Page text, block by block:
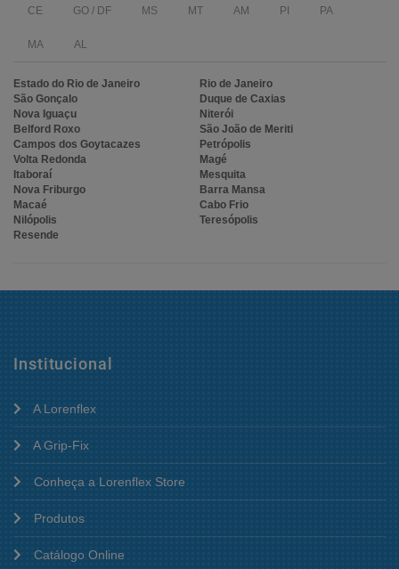
CE GO / DF MS MT AM PI PA
MA AL
Estado do Rio de Janeiro
Rio de Janeiro
São Gonçalo
Duque de Caxias
Nova Iguaçu
Niterói
Belford Roxo
São João de Meriti
Campos dos Goytacazes
Petrópolis
Volta Redonda
Magé
Itaboraí
Mesquita
Nova Friburgo
Barra Mansa
Macaé
Cabo Frio
Nilópolis
Teresópolis
Resende
Institucional
A Lorenflex
A Grip-Fix
Conheça a Lorenflex Store
Produtos
Catálogo Online